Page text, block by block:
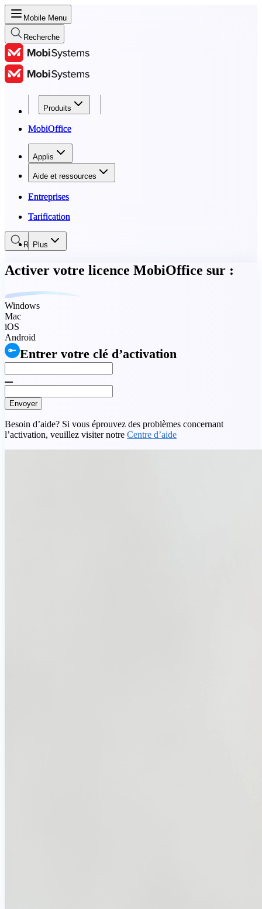
Mobile Menu
Recherche
Produits
MobiOffice
Applis
Aide et ressources
Entreprises
Tarification
Plus
Produits
MobiOffice
Applis
Aide et ressources
Entreprises
Tarification
Recherche
Activer votre licence MobiOffice sur :
Windows
Mac
iOS
Android
Entrer votre clé d’activation
Envoyer
Besoin d’aide? Si vous éprouvez des problèmes concernant
l’activation, veuillez visiter notre Centre d’aide